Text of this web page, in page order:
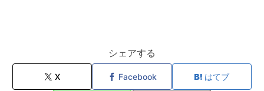
シェアする
X Facebook はてブ